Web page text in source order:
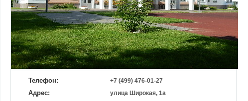
Телефон: +7 (499) 476-01-27
Адрес: улица Широкая, 1а